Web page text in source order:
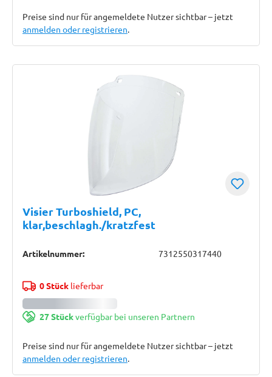
Preise sind nur für angemeldete Nutzer sichtbar – jetzt
anmelden oder registrieren.
Visier Turboshield, PC,
klar,beschlagh./kratzfest
Artikelnummer: 7312550317440
0 Stücklieferbar
27 Stückverfügbar bei unseren Partnern
Preise sind nur für angemeldete Nutzer sichtbar – jetzt
anmelden oder registrieren.